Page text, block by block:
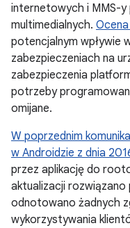
internetowych i MMS-
multimedialnych.
potencjalnym wpływie
zabezpieczeniach na
zabezpieczenia
potrzeby
omijane.
W poprzednim
w Androidzie z dnia
przez aplikację do
aktualizacji rozwiązano
odnotowano żadnych
wykorzystywania